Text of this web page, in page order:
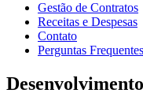
Gestão de Contratos
Receitas e Despesas
Contato
Perguntas Frequentes